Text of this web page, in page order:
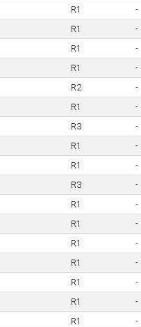
R1 -
R1 -
R1 -
R1 -
R2 -
R1 -
R3 -
R1 -
R1 -
R3 -
R1 -
R1 -
R1 -
R1 -
R1 -
R1 -
R1 -